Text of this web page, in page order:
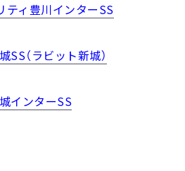
ィ豊川インターSS
（ラビット新城）
インターSS